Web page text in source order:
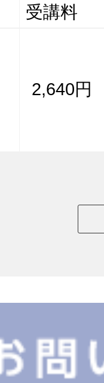
受講料
2,640円